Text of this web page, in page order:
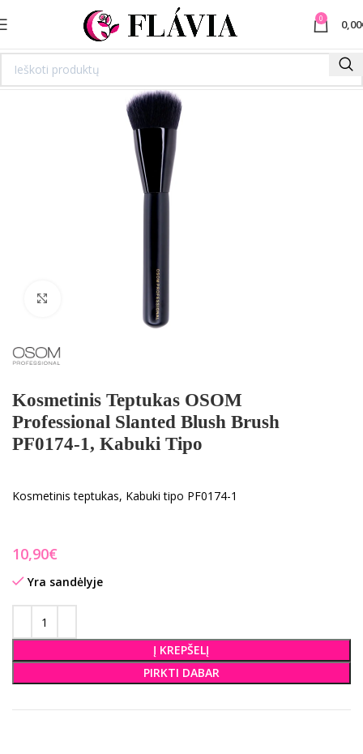
0 0,00
Spustelėkite norėdami padidinti
Kosmetinis Teptukas OSOM
Professional Slanted Blush Brush
PF0174-1, Kabuki Tipo
Kosmetinis teptukas, Kabuki tipo PF0174-1
€
Yra sandėlyje
Į KREPŠELĮ
PIRKTI DABAR